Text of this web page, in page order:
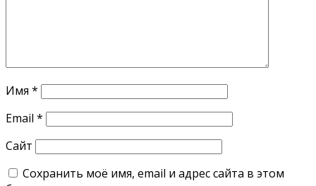
Имя *
Email *
Сайт
Сохранить моё имя, email и адрес сайта в этом